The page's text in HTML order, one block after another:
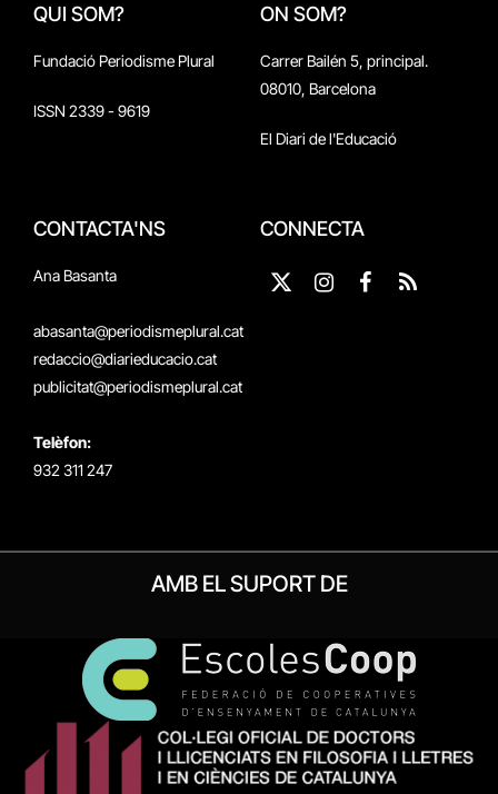
QUI SOM?
Fundació Periodisme Plural
ISSN 2339 - 9619
ON SOM?
Carrer Bailén 5, principal.
08010, Barcelona
El Diari de l'Educació
CONTACTA'NS
Ana Basanta
abasanta@periodismeplural.cat
redaccio@diarieducacio.cat
publicitat@periodismeplural.cat
Telèfon:
932 311 247
CONNECTA
X
Instagram
Facebook
RSS
AMB EL SUPORT DE